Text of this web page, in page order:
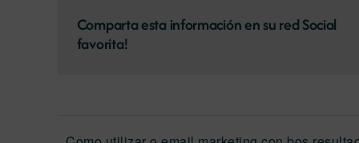
Comparta esta información en su red Social
favorita!